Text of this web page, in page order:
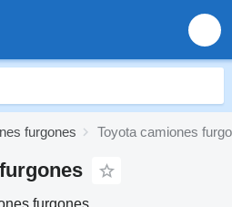
furgones Toyota camiones
furgones